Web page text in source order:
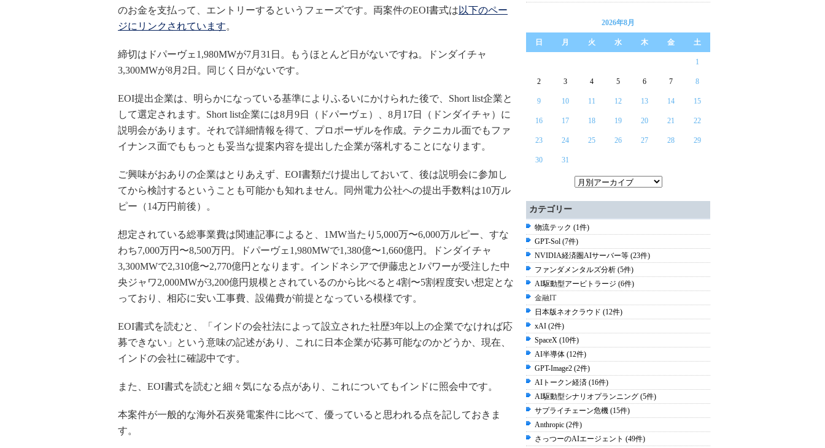
のお金を支払って、エントリーするというフェーズです。両案件のEOI書式は 以下のペー
ジにリンクされています。
締切はドパーヴェ1,980MWが7月31日。もうほとんど日がないですね。ドンダイチャ
3,300MWが8月2日。同じく日がないです。
EOI提出企業は、明らかになっている基準によりふるいにかけられた後で、Short list企業と
して選定されます。Short list企業には8月9日（ドパーヴェ）、8月17日（ドンダイチャ）に
説明会があります。それで詳細情報を得て、プロポーザルを作成。テクニカル面でもファ
イナンス面でももっとも妥当な提案内容を提出した企業が落札することになります。
ご興味がおありの企業はとりあえず、EOI書類だけ提出しておいて、後は説明会に参加し
てから検討するということも可能かも知れません。同州電力公社への提出手数料は10万ル
ピー（14万円前後）。
想定されている総事業費は関連記事によると、1MW当たり5,000万〜6,000万ルピー、すな
わち7,000万円〜8,500万円。ドパーヴェ1,980MWで1,380億〜1,660億円。ドンダイチャ
3,300MWで2,310億〜2,770億円となります。インドネシアで伊藤忠とJパワーが受注した中
央ジャワ2,000MWが3,200億円規模とされているのから比べると4割〜5割程度安い想定とな
っており、相応に安い工事費、設備費が前提となっている模様です。
EOI書式を読むと、「インドの会社法によって設立された社歴3年以上の企業でなければ応
募できない」という意味の記述があり、これに日本企業が応募可能なのかどうか、現在、
インドの会社に確認中です。
また、EOI書式を読むと細々気になる点があり、これについてもインドに照会中です。
本案件が一般的な海外石炭発電案件に比べて、優っていると思われる点を記しておきま
す。
2026年8月
日 月 火 水 木 金 土
1
2 3 4 5 6 7 8
9 10 11 12 13 14 15
16 17 18 19 20 21 22
23 24 25 26 27 28 29
30 31
カテゴリー
物流テック (1件)
GPT-Sol (7件)
NVIDIA経済圏AIサーバー等 (23件)
ファンダメンタルズ分析 (5件)
AI駆動型アービトラージ (6件)
金融IT
日本版ネオクラウド (12件)
xAI (2件)
SpaceX (10件)
AI半導体 (12件)
GPT-Image2 (2件)
AIトークン経済 (16件)
AI駆動型シナリオプランニング (5件)
サプライチェーン危機 (15件)
Anthropic (2件)
さっつーのAIエージェント (49件)